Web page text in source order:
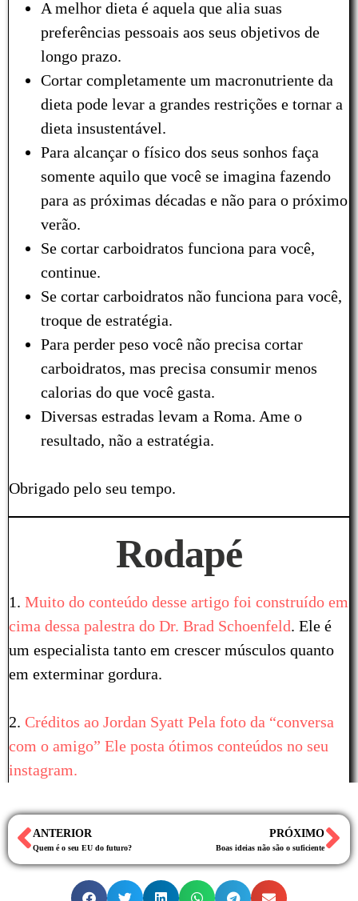
A melhor dieta é aquela que alia suas
preferências pessoais aos seus objetivos de
longo prazo.
Cortar completamente um macronutriente da
dieta pode levar a grandes restrições e tornar a
dieta insustentável.
Para alcançar o físico dos seus sonhos faça
somente aquilo que você se imagina fazendo
para as próximas décadas e não para o próximo
verão.
Se cortar carboidratos funciona para você,
continue.
Se cortar carboidratos não funciona para você,
troque de estratégia.
Para perder peso você não precisa cortar
carboidratos, mas precisa consumir menos
calorias do que você gasta.
Diversas estradas levam a Roma. Ame o
resultado, não a estratégia.
Obrigado pelo seu tempo.
Rodapé
1. Muito do conteúdo desse artigo foi construído em
cima dessa palestra do Dr. Brad Schoenfeld. Ele é
um especialista tanto em crescer músculos quanto
em exterminar gordura.
2. Créditos ao Jordan Syatt Pela foto da “conversa
com o amigo” Ele posta ótimos conteúdos no seu
instagram.
ANTERIOR
Quem é o seu EU do futuro?
PRÓXIMO
Boas ideias não são o suficiente